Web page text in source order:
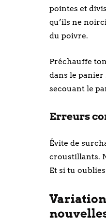
pointes et
qu’ils ne
du poivre.
Préchauffe
dans le panier
secouant le
Erreurs
Évite de
croustillants.
Et si tu